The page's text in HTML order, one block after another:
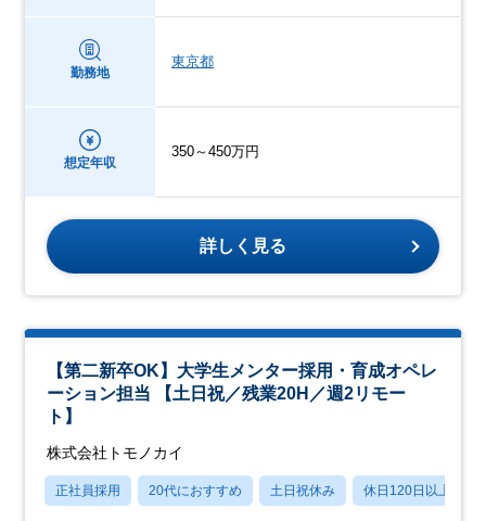
勤務地
東京都
想定年収
350～450万円
詳しく見る
【第二新卒OK】大学生メンター採用・育成オペレ
ーション担当 【土日祝／残業20H／週2リモー
ト】
株式会社トモノカイ
正社員採用 20代におすすめ 土日祝休み 休日120日以上